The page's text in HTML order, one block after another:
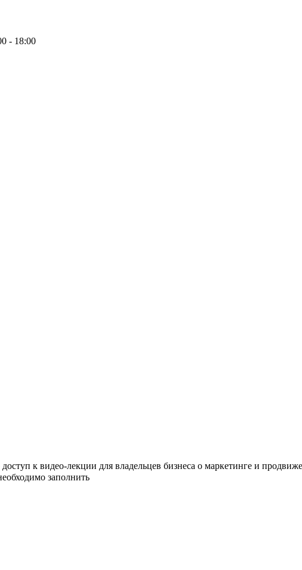
- 18:00
к видео-лекции для владельцев бизнеса о маркетинге и
заполнить